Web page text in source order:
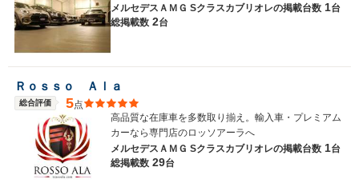
メルセデスＡＭＧ Sクラスカブリオレの掲載台数 1台
総掲載数 2台
Ｒｏｓｓｏ Ａｌａ
総合評価 5点
高品質な在庫車を多数取り揃え。輸入車・プレミアム
カーなら専門店のロッソアーラへ
メルセデスＡＭＧ Sクラスカブリオレの掲載台数 1台
総掲載数 29台